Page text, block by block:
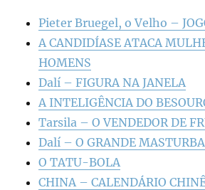
Pieter Bruegel, o Velho –
A CANDIDÍASE ATACA
HOMENS
Dalí – FIGURA NA JANELA
A INTELIGÊNCIA DO
Tarsila – O VENDEDOR DE
Dalí – O GRANDE
O TATU-BOLA
CHINA – CALENDÁRIO